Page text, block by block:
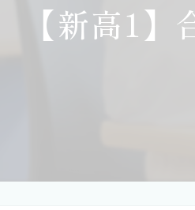
【新高1